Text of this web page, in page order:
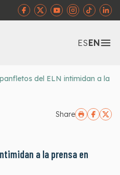
ESEN
del ELN intimidan a la
Share
a la prensa en